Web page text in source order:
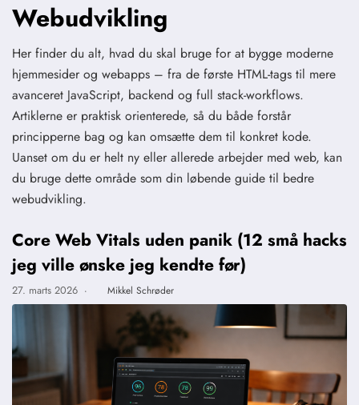
Webudvikling
Her finder du alt, hvad du skal bruge for at bygge moderne
hjemmesider og webapps – fra de første HTML-tags til mere
avanceret JavaScript, backend og full stack-workflows.
Artiklerne er praktisk orienterede, så du både forstår
principperne bag og kan omsætte dem til konkret kode.
Uanset om du er helt ny eller allerede arbejder med web, kan
du bruge dette område som din løbende guide til bedre
webudvikling.
Core Web Vitals uden panik (12 små hacks
jeg ville ønske jeg kendte før)
27. marts 2026 · Mikkel Schrøder